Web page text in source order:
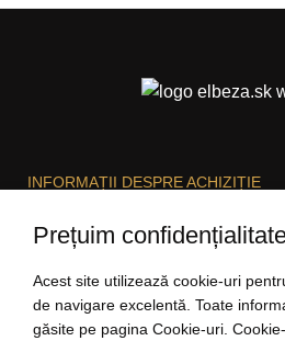
INFORMAȚII DESPRE ACHIZIȚIE
Prețuim
Acest site utilizează cookie-uri
de navigare excelentă. Toate
găsite pe pagina Cookie-uri.